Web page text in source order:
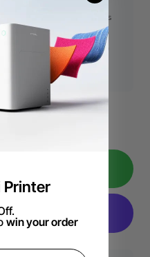
für xTool M1
dem 60°-Sägeblatt des
Dank der
eignet sich das M1-
Bearbeitung einer Vielzahl
Karton über Filz und
Zoll (Durchmesser), 2,40
Printer
win your order